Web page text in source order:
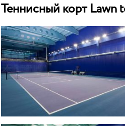
Теннисный корт Lawn